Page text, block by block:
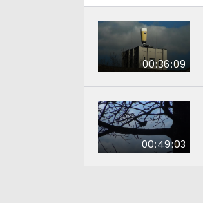
00:36:09
00:49:03